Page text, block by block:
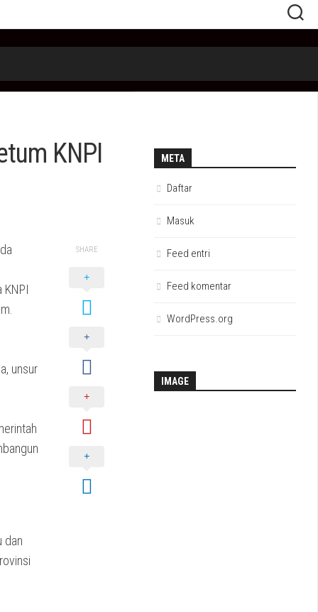
KNPI
unsur
dan
SHARE
META
Daftar
Masuk
Feed entri
Feed komentar
WordPress.org
IMAGE